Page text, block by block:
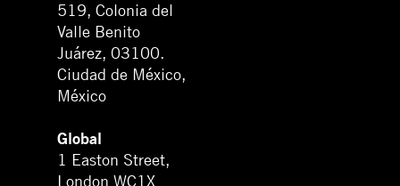
519, Colonia del
Valle Benito
Juárez, 03100.
Ciudad de México,
México
Global
1 Easton Street,
London WC1X